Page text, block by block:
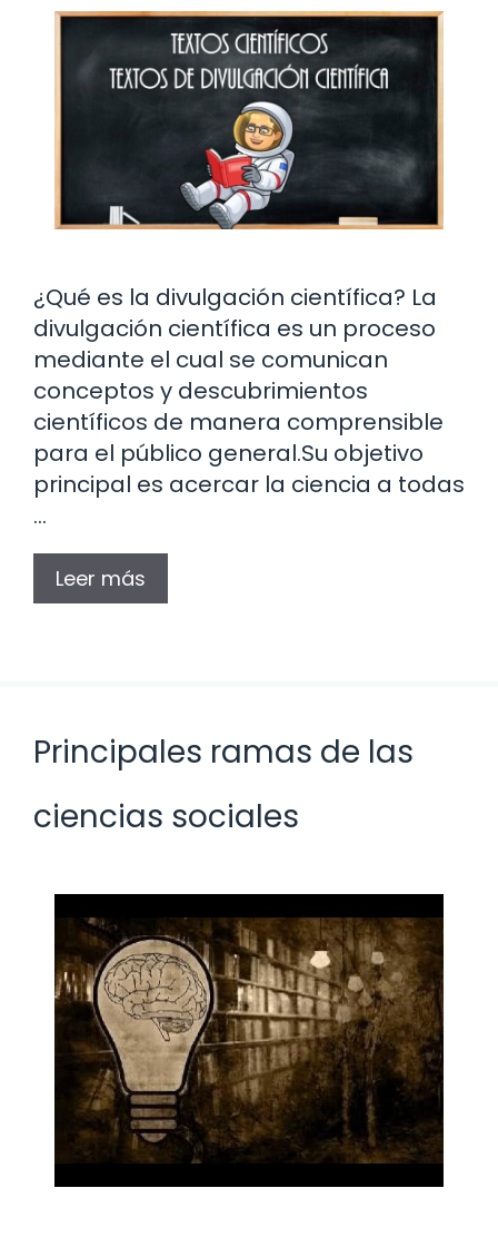
¿Qué es la divulgación científica? La
divulgación científica es un proceso
mediante el cual se comunican
conceptos y descubrimientos
científicos de manera comprensible
para el público general.Su objetivo
principal es acercar la ciencia a todas
…
Leer más
Principales ramas de las
ciencias sociales